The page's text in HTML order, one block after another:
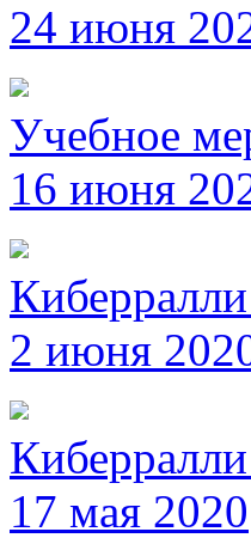
24 июня
Учебное
16 июня
2 июня
17 мая 2020